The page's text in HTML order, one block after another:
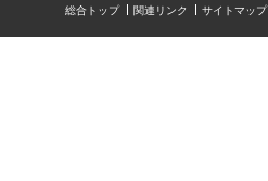
総合トップ 関連リンク サイトマップ